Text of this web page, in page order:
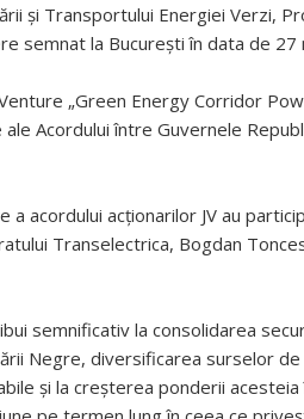
și Transportului Energiei Verzi,
semnat la București în data de 27
„Green Energy Corridor
Acordului între Guvernele
a acordului acționarilor JV au
Transelectrica, Bogdan
semnificativ la consolidarea
Negre, diversificarea surselor
și la creșterea ponderii